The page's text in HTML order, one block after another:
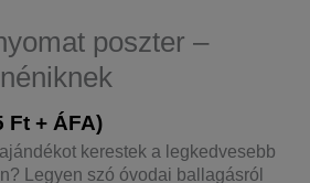
poszter –
Ft + ÁFA)
kerestek a legkedvesebb
Legyen szó óvodai ballagásról